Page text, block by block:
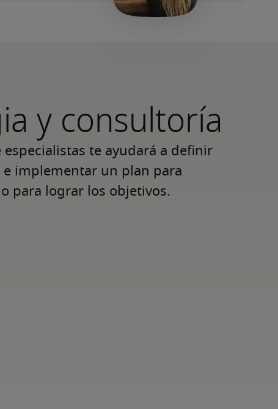
y consultoría
te ayudará a definir
implementar un plan para
para lograr los objetivos.